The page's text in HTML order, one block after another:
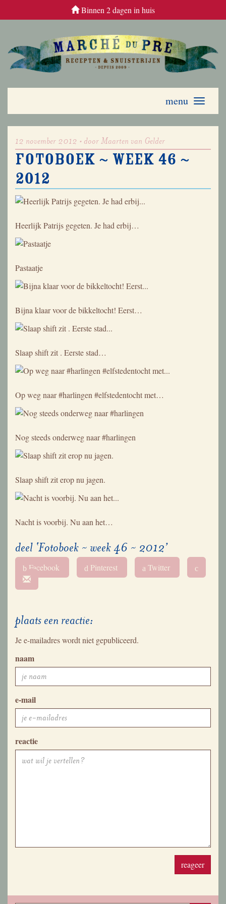
Binnen 2 dagen in huis
Toggle
menu
12 november 2012 • door Maarten van Gelder
Fotoboek ~ week 46 ~
2012
Heerlijk Patrijs gegeten. Je had erbij…
Pastaatje
Bijna klaar voor de bikkeltocht! Eerst…
Slaap shift zit . Eerste stad…
Op weg naar #harlingen #elfstedentocht met…
Nog steeds onderweg naar #harlingen
Slaap shift zit erop nu jagen.
Nacht is voorbij. Nu aan het…
deel ‘Fotoboek ~ week 46 ~ 2012’
b Facebook d Pinterest a Twitter c
plaats een reactie:
Je e-mailadres wordt niet gepubliceerd.
naam
e-mail
reactie
reageer